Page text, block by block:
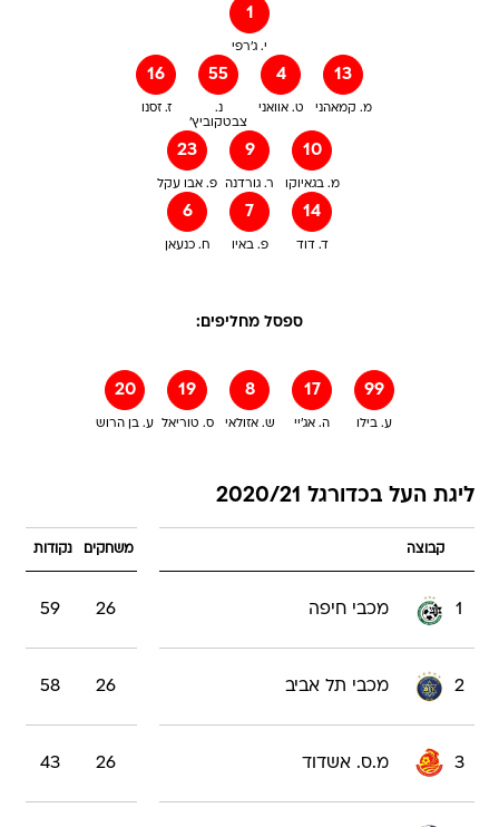
1
י. ג'רפי
16
ז. זסנו
55
נ.
צבטקוביץ'
4
ט. אוואני
13
מ. קמאהני
23
פ. אבו עקל
9
ר. גורדנה
10
מ. בגאיוקו
6
ח. כנעאן
7
פ. באיו
14
ד. דוד
ספסל מחליפים:
20
ע. בן הרוש
19
ס. טוריאל
8
ש. אזולאי
17
ה. אג'יי
99
ע. בילו
ליגת העל בכדורגל 2020/21
קבוצה משחקים נקודות
1 מכבי חיפה 26
59
2 מכבי תל אביב 26
58
3 מ.ס. אשדוד 26
43